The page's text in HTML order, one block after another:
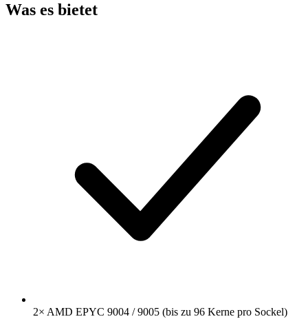
Was es bietet
2× AMD EPYC 9004 / 9005 (bis zu 96 Kerne pro Sockel)